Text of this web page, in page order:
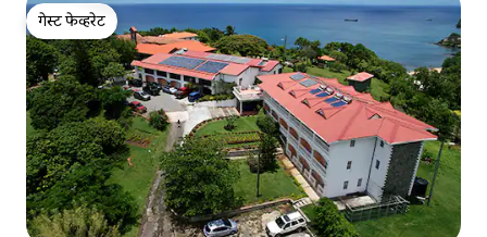
गेस्ट फेव्हरेट
गेस्ट फेव्हरेट